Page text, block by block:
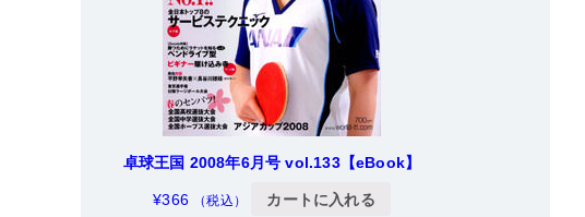
卓球王国 2008年6月号 vol.133【eBook】
¥366 （税込） カートに入れる